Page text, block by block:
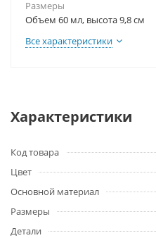
Размеры
Объем 60 мл, высота 9,8 см
Все характеристики
Характеристики
Код товара
Цвет
Основной материал
Размеры
Детали